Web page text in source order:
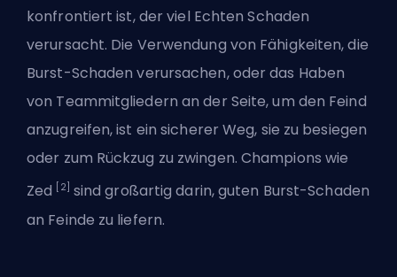
konfrontiert ist, der viel Echten Schaden
verursacht. Die Verwendung von Fähigkeiten, die
Burst-Schaden verursachen, oder das Haben
von Teammitgliedern an der Seite, um den Feind
anzugreifen, ist ein sicherer Weg, sie zu besiegen
oder zum Rückzug zu zwingen. Champions wie
Zed
[2] sind großartig darin, guten Burst-Schaden
an Feinde zu liefern.